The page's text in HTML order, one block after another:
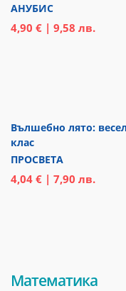
АНУБИС
4,90 € | 9,58 лв.
Вълшебно лято:
клас
ПРОСВЕТА
4,04 € | 7,90 лв.
Математика